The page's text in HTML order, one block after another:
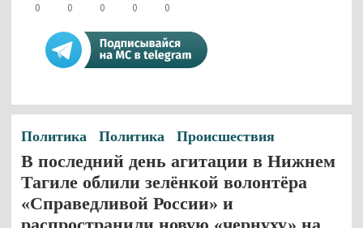
0 0 0 0 0
Политика Политика Происшествия
В последний день агитации в Нижнем
Тагиле облили зелёнкой волонтёра
«Справедливой России» и